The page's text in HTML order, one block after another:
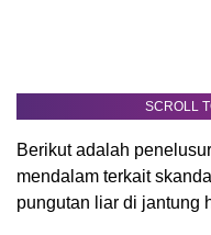
SCROLL
Berikut adalah
mendalam terkait
pungutan liar di jantung